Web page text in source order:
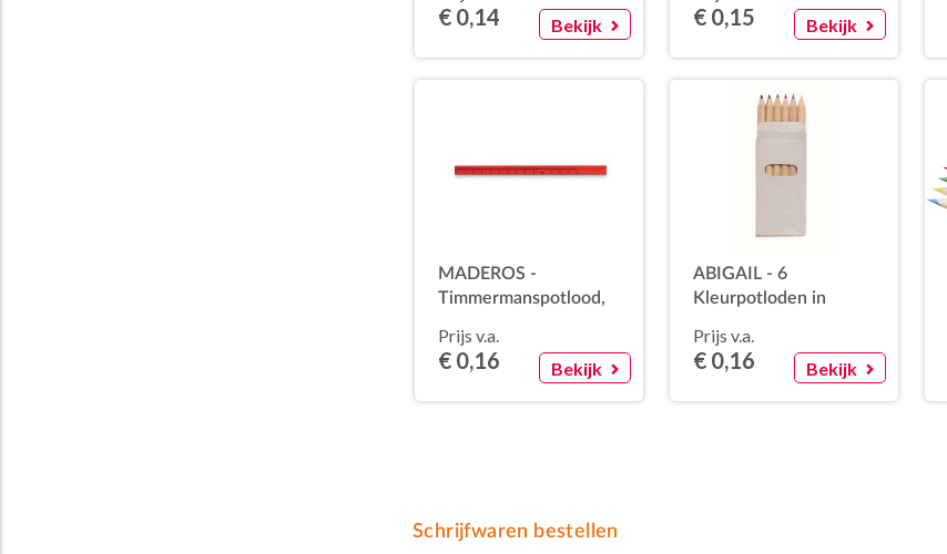
€ 0,14 Bekijk € 0,15 Bekijk
MADEROS -
Timmermanspotlood,
Prijs v.a.
€ 0,16 Bekijk
ABIGAIL - 6
Kleurpotloden in
Prijs v.a.
€ 0,16 Bekijk
Schrijfwaren bestellen